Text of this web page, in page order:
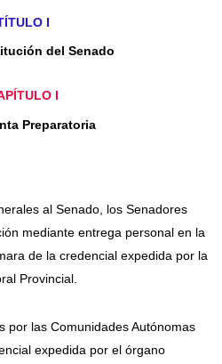
I
del Senado
I
Preparatoria
al Senado, los Senadores
mediante entrega personal en la
de la credencial expedida por la
Provincial.
por las Comunidades Autónomas
expedida por el órgano